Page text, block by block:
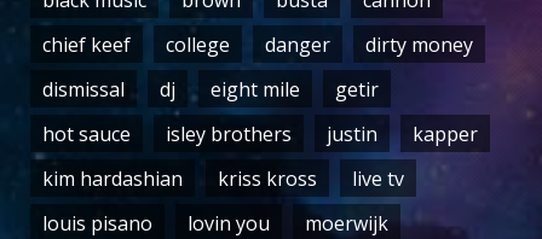
chief keef
college danger
dirty money
dismissal
dj eight mile
getir
hot sauce
isley brothers justin
kapper
kim hardashian
kriss kross
live tv
louis pisano
lovin you
moerwijk